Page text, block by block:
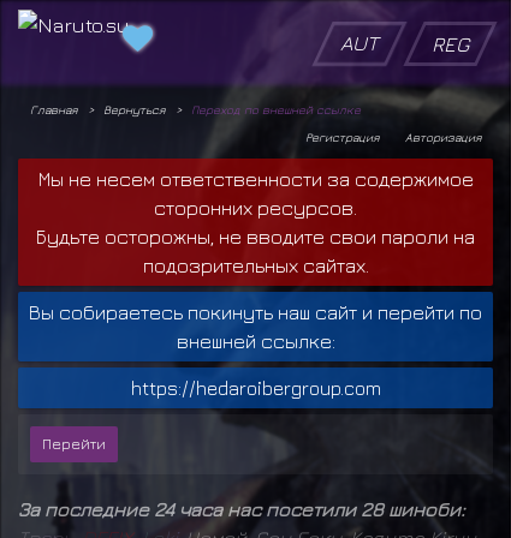
AUT REG
Главная Вернуться
Переход по внешней ссылке
Авторизация
Регистрация
Мы не несем ответственности за содержимое
сторонних ресурсов.
Будьте осторожны, не вводите свои пароли на
подозрительных сайтах.
Вы собираетесь покинуть наш сайт и перейти по
внешней ссылке:
https://hedaroibergroup.com
За последние 24 часа нас посетили 28 шиноби: